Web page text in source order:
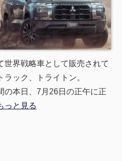
世界戦略車として販売されて
ック、トライトン。
の本日、7月26日の正午に正
っと見る